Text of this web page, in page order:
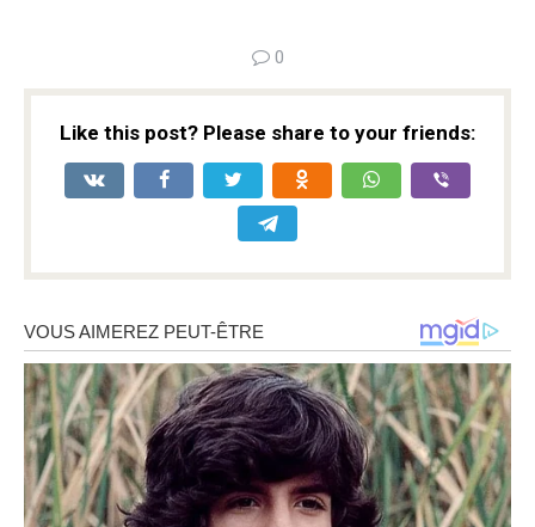
0
Like this post? Please share to your friends: